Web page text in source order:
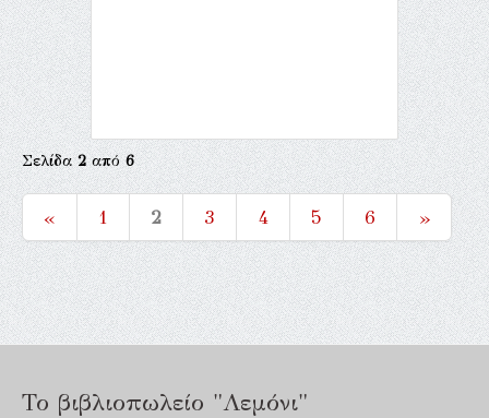
Σελίδα2από6
« 1 2 3 4 5 6 »
Το βιβλιοπωλείο "Λεμόνι"